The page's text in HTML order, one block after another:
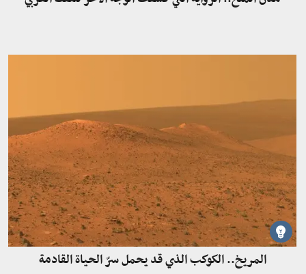
المريخ.. الكوكب الذي قد يحمل سرّ الحياة القادمة